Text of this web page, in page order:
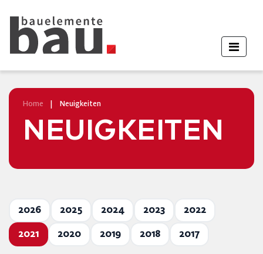
Home Neuigkeiten
NEUIGKEITEN
2026 2025 2024 2023 2022
2021 2020 2019 2018 2017